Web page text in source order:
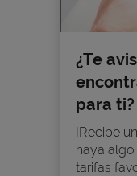
¿Te
para ti?
¡Recibe
haya algo
tarifas